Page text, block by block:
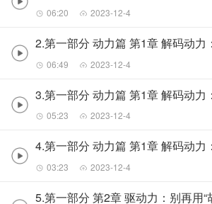
06:20 2023-12-4
2.第一部分 动力篇 第1章 解码动力
06:49 2023-12-4
3.第一部分 动力篇 第1章 解码动力
05:23 2023-12-4
4.第一部分 动力篇 第1章 解码动力
03:23 2023-12-4
5.第一部分 第2章 驱动力：别再用“